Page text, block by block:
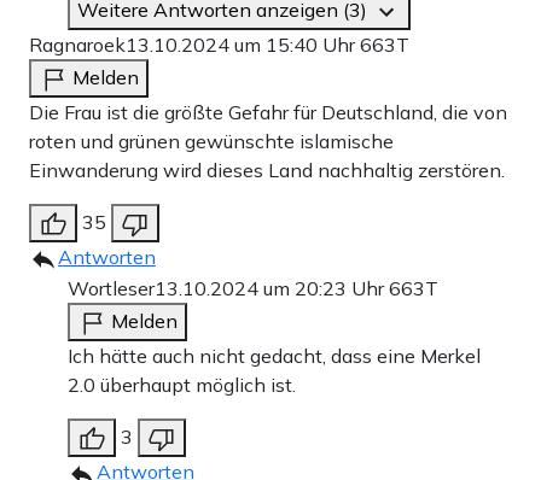
Weitere Antworten anzeigen (3)
Ragnaroek13.10.2024 um 15:40 Uhr663T
Melden
Die Frau ist die größte Gefahr für Deutschland, die von
roten und grünen gewünschte islamische
Einwanderung wird dieses Land nachhaltig zerstören.
35
Antworten
Wortleser13.10.2024 um 20:23 Uhr663T
Melden
Ich hätte auch nicht gedacht, dass eine Merkel
2.0 überhaupt möglich ist.
3
Antworten